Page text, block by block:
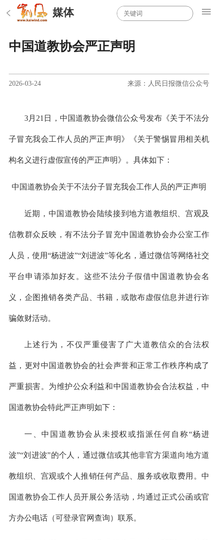
媒体
中国道教协会严正声明
2026-03-24 来源：人民日报微信公众号
3月21日，中国道教协会微信公众号发布《关于不法分
子冒充我会工作人员的严正声明》《关于警惕冒用相关机
构名义进行虚假宣传的严正声明》。具体如下：
中国道教协会关于不法分子冒充我会工作人员的严正声明
近期，中国道教协会陆续接到地方道教组织、宫观及
信教群众反映，有不法分子冒充中国道教协会办公室工作
人员，使用“杨进波”“刘进波”等化名，通过微信等网络社交
平台申请添加好友。这些不法分子假借中国道教协会名
义，企图推销各类产品、书籍，或散布虚假信息并进行诈
骗敛财活动。
上述行为，不仅严重侵害了广大道教信众的合法权
益，更对中国道教协会的社会声誉和正常工作秩序构成了
严重损害。为维护公众利益和中国道教协会合法权益，中
国道教协会特此严正声明如下：
一、中国道教协会从未授权或指派任何自称“杨进
波”“刘进波”的个人，通过微信或其他非官方渠道向地方道
教组织、宫观或个人推销任何产品、服务或收取费用。中
国道教协会工作人员开展公务活动，均通过正式公函或官
方办公电话（可登录官网查询）联系。